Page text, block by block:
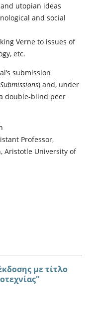
utopian ideas
and social
Verne to issues of
etc.
submission
) and, under
double-blind peer
Professor,
Aristotle University of
με τίτλο